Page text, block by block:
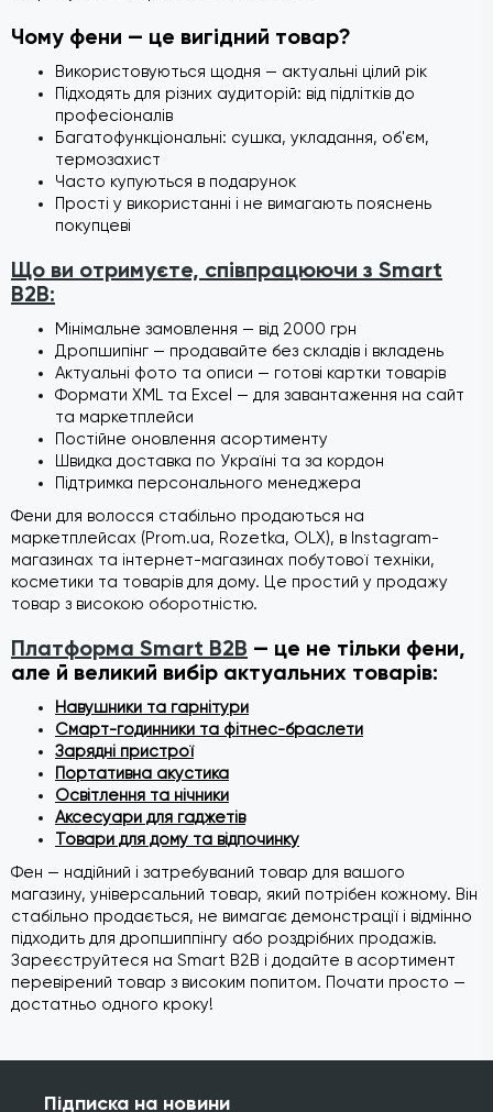
Чому фени — це вигідний товар?
Використовуються щодня — актуальні цілий рік
Підходять для різних аудиторій: від підлітків до
професіоналів
Багатофункціональні: сушка, укладання, об'єм,
термозахист
Часто купуються в подарунок
Прості у використанні і не вимагають пояснень
покупцеві
Що ви отримуєте, співпрацюючи з Smart
B2B:
Мінімальне замовлення — від 2000 грн
Дропшипінг — продавайте без складів і вкладень
Актуальні фото та описи — готові картки товарів
Формати XML та Excel — для завантаження на сайт
та маркетплейси
Постійне оновлення асортименту
Швидка доставка по Україні та за кордон
Підтримка персонального менеджера
Фени для волосся стабільно продаються на
маркетплейсах (Prom.ua, Rozetka, OLX), в Instagram-
магазинах та інтернет-магазинах побутової техніки,
косметики та товарів для дому. Це простий у продажу
товар з високою оборотністю.
Платформа Smart B2B — це не тільки фени,
але й великий вибір актуальних товарів:
Навушники та гарнітури
Смарт-годинники та фітнес-браслети
Зарядні пристрої
Портативна акустика
Освітлення та нічники
Аксесуари для гаджетів
Товари для дому та відпочинку
Фен — надійний і затребуваний товар для вашого
магазину, універсальний товар, який потрібен кожному. Він
стабільно продається, не вимагає демонстрації і відмінно
підходить для дропшиппінгу або роздрібних продажів.
Зареєструйтеся на Smart B2B і додайте в асортимент
перевірений товар з високим попитом. Почати просто —
достатньо одного кроку!
Підписка на новини